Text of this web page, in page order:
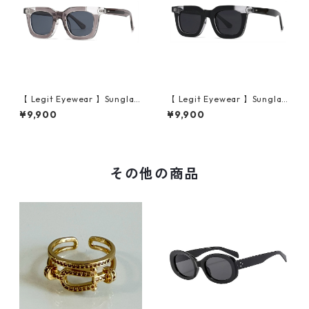
【 Legit Eyewear 】Sunglas
ses Konoe (Clear Grey/Gre
y)
¥9,900
【 Legit Eyewear 】Sunglas
ses Konoe (Black Clear/Gre
y)
¥9,900
その他の商品